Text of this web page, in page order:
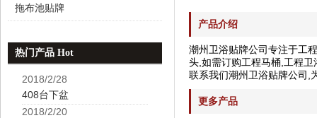
拖布池贴牌
热门产品 Hot
2018/2/28
408台下盆
2018/2/20
产品介绍
潮州卫浴贴牌公司专注于工
头,如需订购工程马桶,工程
联系我们潮州卫浴贴牌公司,
更多产品